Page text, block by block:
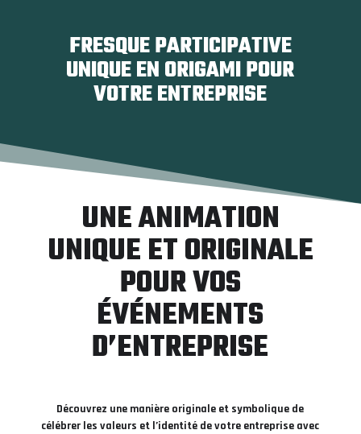
FRESQUE PARTICIPATIVE
UNIQUE EN ORIGAMI POUR
VOTRE ENTREPRISE
UNE ANIMATION
UNIQUE ET ORIGINALE
POUR VOS
ÉVÉNEMENTS
D’ENTREPRISE
Découvrez une manière originale et symbolique de
célébrer les valeurs et l’identité de votre entreprise avec